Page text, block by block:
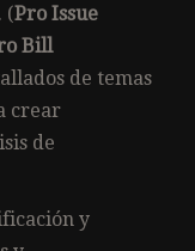
(Pro Issue
Bill
de temas
crear
de
y